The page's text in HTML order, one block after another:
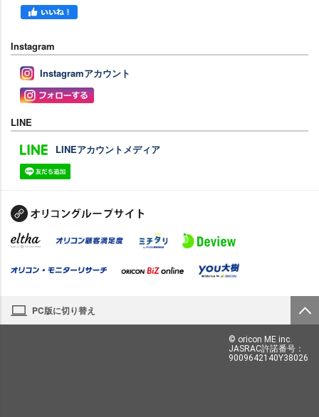
Instagram
Instagramアカウント
LINE
LINEアカウントメディア
PC版に切り替え
© oricon ME inc.
JASRAC許諾番号：
9009642140Y38026